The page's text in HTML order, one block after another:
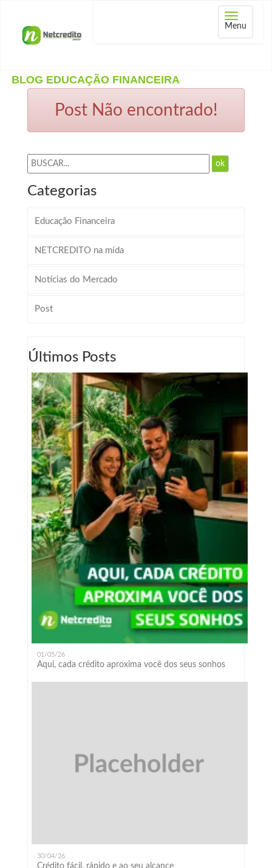
Abrir
menu
Menu
BLOG EDUCAÇÃO FINANCEIRA
Post Não encontrado!
ok
Categorias
Educação Financeira
NETCREDITO na mída
Notícias do Mercado
Post
Últimos Posts
01/05/26
Aqui, cada crédito aproxima você dos seus sonhos
30/04/26
Crédito fácil, rápido e ao seu alcance